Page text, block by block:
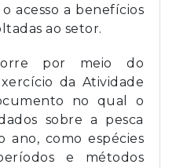
acesso a benefícios
ao setor.
por meio do
da Atividade
no qual o
sobre a pesca
ano, como espécies
e métodos